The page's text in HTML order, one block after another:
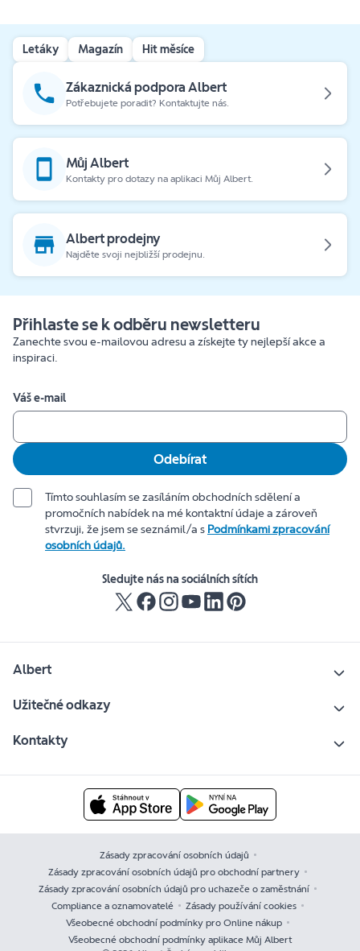
Letáky Magazín Hit měsíce
Zákaznická podpora Albert
Potřebujete poradit? Kontaktujte nás.
Můj Albert
Kontakty pro dotazy na aplikaci Můj Albert.
Albert prodejny
Najděte svoji nejbližší prodejnu.
Přihlaste se k odběru newsletteru
Zanechte svou e-mailovou adresu a získejte ty nejlepší akce a
inspiraci.
Váš e-mail
Odebírat
Tímto souhlasím se zasíláním obchodních sdělení a
promočních nabídek na mé kontaktní údaje a zároveň
stvrzuji, že jsem se seznámil/a s Podmínkami zpracování
osobních údajů.
Sledujte nás na sociálních sítích
Albert
Užitečné odkazy
Kontakty
Zásady zpracování osobních údajů
Zásady zpracování osobních údajů pro obchodní partnery
Zásady zpracování osobních údajů pro uchazeče o zaměstnání
Compliance a oznamovatelé
Zásady používání cookies
Všeobecné obchodní podmínky pro Online nákup
Všeobecné obchodní podmínky aplikace Můj Albert